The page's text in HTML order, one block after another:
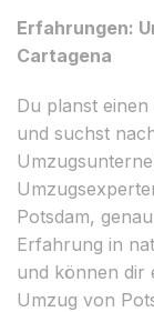
Erfahrungen:
Cartagena
Du planst
und suchst
Potsdam,
Erfahrung in
und können dir
Umzug von